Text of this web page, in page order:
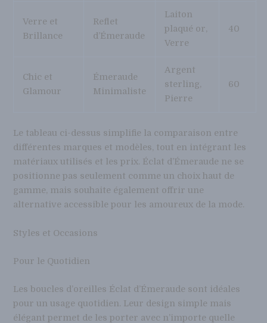
Verre et
Brillance
Reflet
d’Émeraude
Laiton
plaqué or,
Verre
40
Chic et
Glamour
Émeraude
Minimaliste
Argent
sterling,
Pierre
60
Le tableau ci-dessus simplifie la comparaison entre
différentes marques et modèles, tout en intégrant les
matériaux utilisés et les prix. Éclat d’Émeraude ne se
positionne pas seulement comme un choix haut de
gamme, mais souhaite également offrir une
alternative accessible pour les amoureux de la mode.
Styles et Occasions
Pour le Quotidien
Les boucles d’oreilles Éclat d’Émeraude sont idéales
pour un usage quotidien. Leur design simple mais
élégant permet de les porter avec n’importe quelle